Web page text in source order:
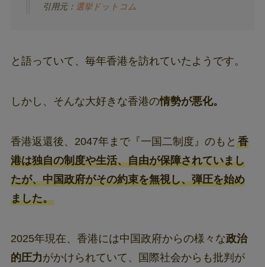
引用元： 選挙ドットコム
と語っていて、毎年香港を訪れていたようです。
しかし、そんな大好きな香港の情勢が悪化。
香港返還後、2047年まで『一国二制度』のもと 香
港は独自の制度や生活、自由が保障されていまし
たが、中国政府がその約束を無視し、弾圧を始め
ました。
2025年現在、香港には中国政府からの様々な政治
的圧力がかけられていて、国際社会からも批判が